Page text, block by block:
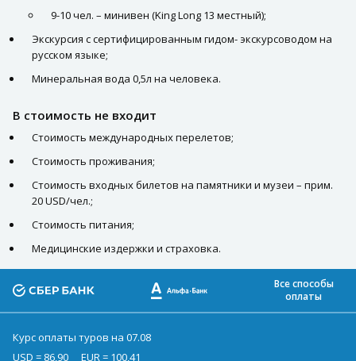
9-10 чел. – минивен (King Long 13 местный);
Экскурсия с сертифицированным гидом- экскурсоводом на
русском языке;
Минеральная вода 0,5л на человека.
В стоимость не входит
Стоимость международных перелетов;
Стоимость проживания;
Стоимость входных билетов на памятники и музеи – прим.
20 USD/чел.;
Стоимость питания;
Медицинские издержки и страховка.
Все способы
оплаты
Курс оплаты туров на 07.08
USD = 86,90
EUR = 100,41